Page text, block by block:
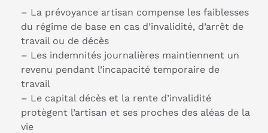
– La prévoyance artisan compense les faiblesses
du régime de base en cas d’invalidité, d’arrêt de
travail ou de décès
– Les indemnités journalières maintiennent un
revenu pendant l’incapacité temporaire de
travail
– Le capital décès et la rente d’invalidité
protègent l’artisan et ses proches des aléas de la
vie